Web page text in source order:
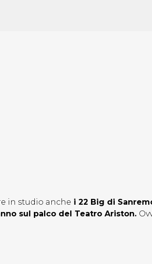
in studio anche i 22 Big di
sul palco del Teatro Ariston.